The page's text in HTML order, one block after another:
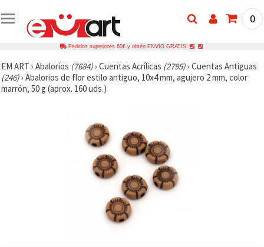
0
Pedidos superiores 60€ y obtén ENVÍO GRATIS!
EM ART › Abalorios (7684)› Cuentas Acrílicas (2795)› Cuentas Antiguas
(246)› Abalorios de flor estilo antiguo, 10x4 mm, agujero 2 mm, color
marrón, 50 g (aprox. 160 uds.)